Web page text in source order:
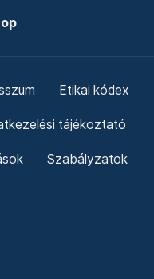
Etikai kódex
tájékoztató
Szabályzatok